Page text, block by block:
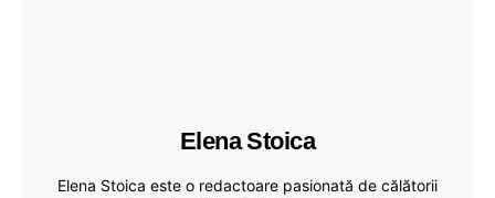
Elena Stoica
Elena Stoica este o redactoare pasionată de călătorii